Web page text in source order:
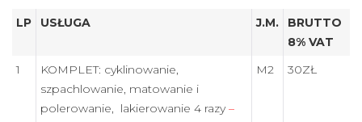
CENNIK
LP USŁUGA J.M.
BRUTTO
8% VAT
1
KOMPLET: cyklinowanie,
szpachlowanie, matowanie i
polerowanie, lakierowanie 4 razy–
M2 30ZŁ